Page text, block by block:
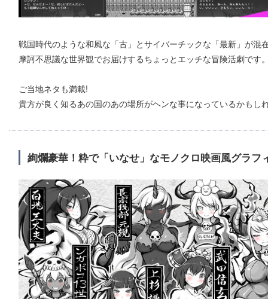
戦国時代のような和風な「古」とサイバーチックな「最新」が混
摩訶不思議な世界観でお届けするちょっとエッチな冒険活劇です
ご当地ネタも満載!
貴方が良く知るあの国のあの場所がヘンな事になっているかもし
絢爛豪華！粋で「いなせ」なモノクロ映画風グラフ